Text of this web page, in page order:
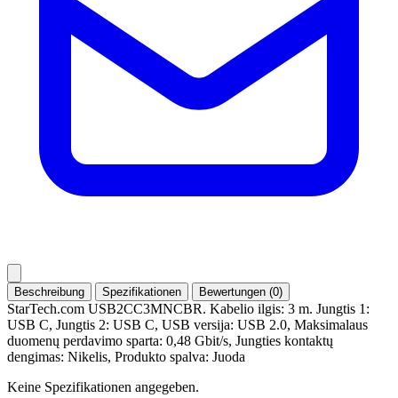
Beschreibung Spezifikationen Bewertungen (0)
StarTech.com USB2CC3MNCBR. Kabelio ilgis: 3 m. Jungtis 1:
USB C, Jungtis 2: USB C, USB versija: USB 2.0, Maksimalaus
duomenų perdavimo sparta: 0,48 Gbit/s, Jungties kontaktų
dengimas: Nikelis, Produkto spalva: Juoda
Keine Spezifikationen angegeben.